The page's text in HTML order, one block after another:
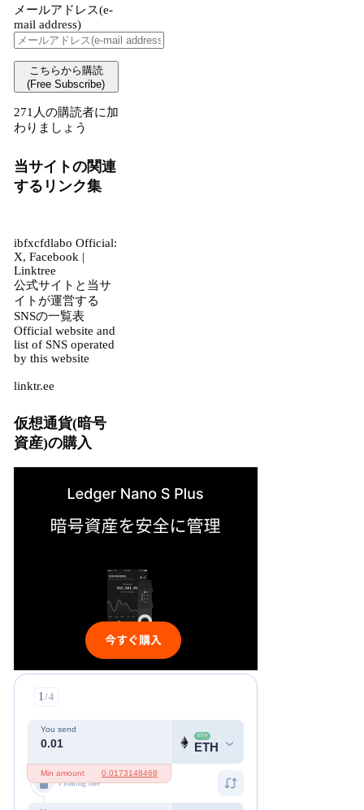
メールアドレス(e-
mail address)
こちらから購読
(Free Subscribe)
271人の購読者に加
わりましょう
当サイトの関連
するリンク集
ibfxcfdlabo Official:
X, Facebook |
Linktree
公式サイトと当サ
イトが運営する
SNSの一覧表
Official website and
list of SNS operated
by this website
linktr.ee
仮想通貨(暗号
資産)の購入